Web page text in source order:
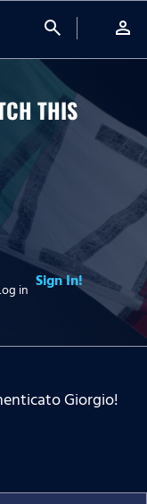
search person
THIS
in Sign In!
Giorgio!